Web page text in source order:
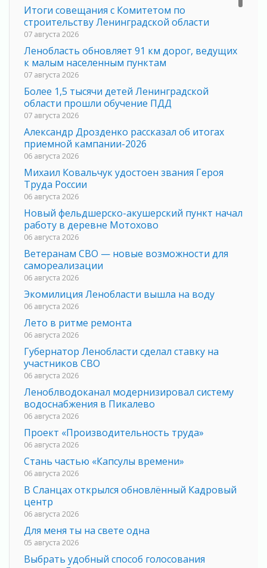
Итоги совещания с Комитетом по
строительству Ленинградской области
07 августа 2026
Ленобласть обновляет 91 км дорог, ведущих
к малым населенным пунктам
07 августа 2026
Более 1,5 тысячи детей Ленинградской
области прошли обучение ПДД
07 августа 2026
Александр Дрозденко рассказал об итогах
приемной кампании-2026
06 августа 2026
Михаил Ковальчук удостоен звания Героя
Труда России
06 августа 2026
Новый фельдшерско-акушерский пункт начал
работу в деревне Мотохово
06 августа 2026
Ветеранам СВО — новые возможности для
самореализации
06 августа 2026
Экомилиция Ленобласти вышла на воду
06 августа 2026
Лето в ритме ремонта
06 августа 2026
Губернатор Ленобласти сделал ставку на
участников СВО
06 августа 2026
Леноблводоканал модернизировал систему
водоснабжения в Пикалево
06 августа 2026
Проект «Производительность труда»
06 августа 2026
Стань частью «Капсулы времени»
06 августа 2026
В Сланцах открылся обновлённый Кадровый
центр
06 августа 2026
Для меня ты на свете одна
05 августа 2026
Выбрать удобный способ голосования